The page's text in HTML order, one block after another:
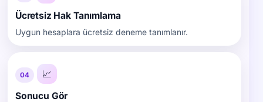
Ücretsiz Hak Tanımlama
Uygun hesaplara ücretsiz deneme tanımlanır.
04 📈
Sonucu Gör